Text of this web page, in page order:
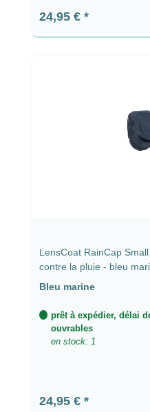
Prix régulier :
24,95 €
LensCoat RainCap
contre la pluie - bleu
Bleu marine
prêt à expédier, délai
ouvrables
en stock: 1
Prix régulier :
24,95 €